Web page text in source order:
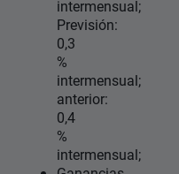
intermensual;
Previsión:
0,3
%
intermensual;
anterior:
0,4
%
intermensual;